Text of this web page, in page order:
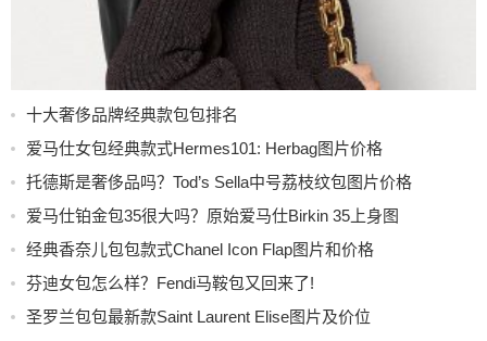
十大奢侈品牌经典款包包排名
爱马仕女包经典款式Hermes101: Herbag图片价格
托德斯是奢侈品吗？Tod’s Sella中号荔枝纹包图片价格
爱马仕铂金包35很大吗？原始爱马仕Birkin 35上身图
经典香奈儿包包款式Chanel Icon Flap图片和价格
芬迪女包怎么样？Fendi马鞍包又回来了!
圣罗兰包包最新款Saint Laurent Elise图片及价位